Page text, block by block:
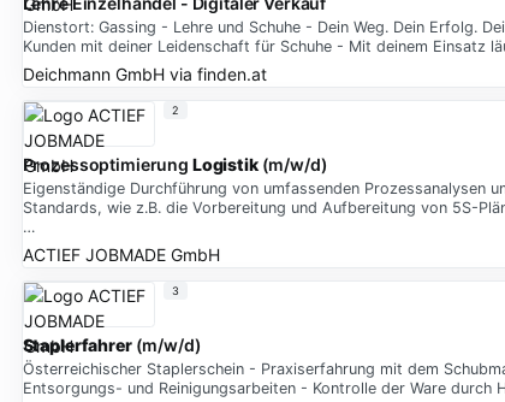
Dienstort: Gassing - Lehre und Schuhe - Dein Weg. Dein Erfolg.
Kunden mit deiner Leidenschaft für Schuhe - Mit deinem Einsatz
Deichmann GmbHvia finden.at
Prozessoptimierung Logistik(m/w/d)
Eigenständige Durchführung von umfassenden Prozessanalysen
Standards, wie z.B. die Vorbereitung und Aufbereitung von 5S-
…
ACTIEF JOBMADE GmbH
2
Staplerfahrer(m/w/d)
Österreichischer Staplerschein - Praxiserfahrung mit dem
Entsorgungs- und Reinigungsarbeiten - Kontrolle der Ware durch
3